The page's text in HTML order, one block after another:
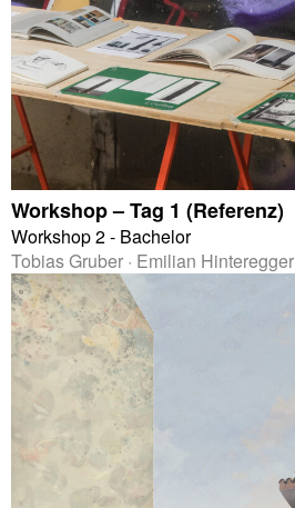
Workshop – Tag 1 (Referenz)
Workshop 2 - Bachelor
Tobias Gruber · Emilian Hinteregger